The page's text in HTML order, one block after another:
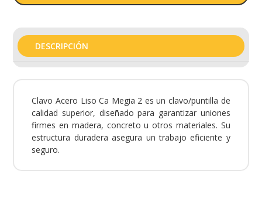
DESCRIPCIÓN
Clavo Acero Liso Ca Megia 2 es un clavo/puntilla de
calidad superior, diseñado para garantizar uniones
firmes en madera, concreto u otros materiales. Su
estructura duradera asegura un trabajo eficiente y
seguro.